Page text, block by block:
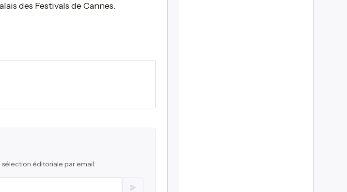
des Festivals de Cannes.
éditoriale par email.